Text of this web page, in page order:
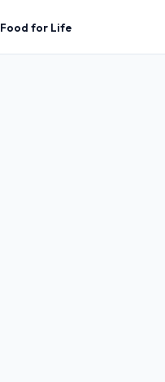
Food for Life